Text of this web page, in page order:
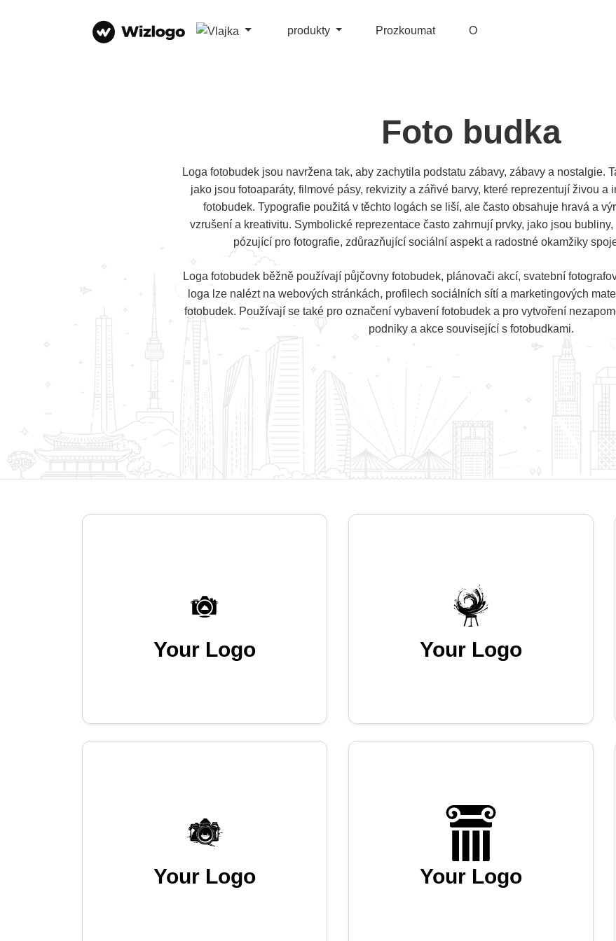
produkty Prozkoumat O
Foto budka
Loga fotobudek jsou navržena tak, aby zachytila podstatu zábavy, zábavy a nostalgie.
jako jsou fotoaparáty, filmové pásy, rekvizity a zářivé barvy, které reprezentují živou a
fotobudek. Typografie použitá v těchto logách se liší, ale často obsahuje hravá a
vzrušení a kreativitu. Symbolické reprezentace často zahrnují prvky, jako jsou
pózující pro fotografie, zdůrazňující sociální aspekt a radostné okamžiky
Loga fotobudek běžně používají půjčovny fotobudek, plánovači akcí, svatební
loga lze nalézt na webových stránkách, profilech sociálních sítí a marketingových
fotobudek. Používají se také pro označení vybavení fotobudek a pro vytvoření
podniky a akce související s fotobudkami.
Your Logo Your Logo
Your Logo Your Logo